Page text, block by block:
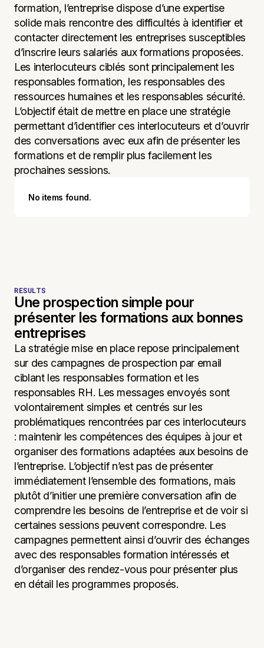
formation, l’entreprise dispose d’une expertise
solide mais rencontre des difficultés à identifier et
contacter directement les entreprises susceptibles
d’inscrire leurs salariés aux formations proposées.
Les interlocuteurs ciblés sont principalement les
responsables formation, les responsables des
ressources humaines et les responsables sécurité.
L’objectif était de mettre en place une stratégie
permettant d’identifier ces interlocuteurs et d’ouvrir
des conversations avec eux afin de présenter les
formations et de remplir plus facilement les
prochaines sessions.
No items found.
RESULTS
Une prospection simple pour
présenter les formations aux bonnes
entreprises
La stratégie mise en place repose principalement
sur des campagnes de prospection par email
ciblant les responsables formation et les
responsables RH. Les messages envoyés sont
volontairement simples et centrés sur les
problématiques rencontrées par ces interlocuteurs
: maintenir les compétences des équipes à jour et
organiser des formations adaptées aux besoins de
l’entreprise. L’objectif n’est pas de présenter
immédiatement l’ensemble des formations, mais
plutôt d’initier une première conversation afin de
comprendre les besoins de l’entreprise et de voir si
certaines sessions peuvent correspondre. Les
campagnes permettent ainsi d’ouvrir des échanges
avec des responsables formation intéressés et
d’organiser des rendez-vous pour présenter plus
en détail les programmes proposés.